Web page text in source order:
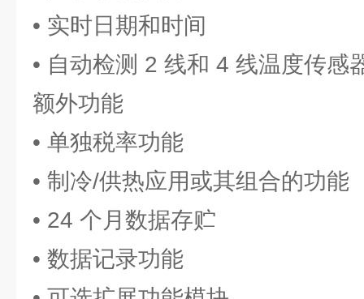
• 实时日期和时间
• 自动检测 2 线和 4 线温度传感
额外功能
• 单独税率功能
• 制冷/供热应用或其组合的功能
• 24 个月数据存贮
• 数据记录功能